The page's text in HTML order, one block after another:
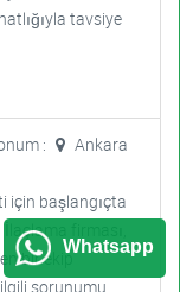
tavsiye
:
Ankara
için başlangıçta
firması,
bir ekip
sorunumu
Whatsapp